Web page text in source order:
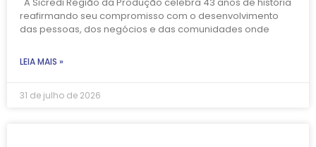
reafirmando seu compromisso com o desenvolvimento
das pessoas, dos negócios e das comunidades onde
LEIA MAIS »
31 de julho de 2026